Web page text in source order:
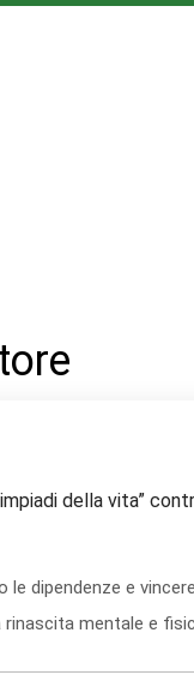
della vita”
dipendenze e
mentale e